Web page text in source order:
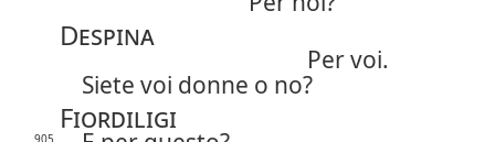
Despina
Per voi.
Siete voi donne o no?
Fiordiligi